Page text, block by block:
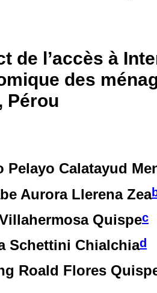
de l’accès à
des
Pérou
Pelayo Calatayud
Aurora Llerena Zea
Quispec
Schettini Chialchiad
Roald Flores